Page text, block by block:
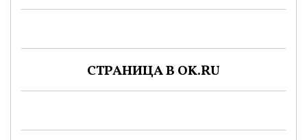
СТРАНИЦА В OK.RU